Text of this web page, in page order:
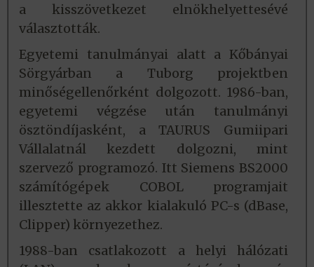
a kisszövetkezet elnökhelyettesévé
választották.
Egyetemi tanulmányai alatt a Kőbányai
Sörgyárban a Tuborg projektben
minőségellenőrként dolgozott. 1986-ban,
egyetemi végzése után tanulmányi
ösztöndíjasként, a TAURUS Gumiipari
Vállalatnál kezdett dolgozni, mint
szervező programozó. Itt Siemens BS2000
számítógépek COBOL programjait
illesztette az akkor kialakuló PC-s (dBase,
Clipper) környezethez.
1988-ban csatlakozott a helyi hálózati